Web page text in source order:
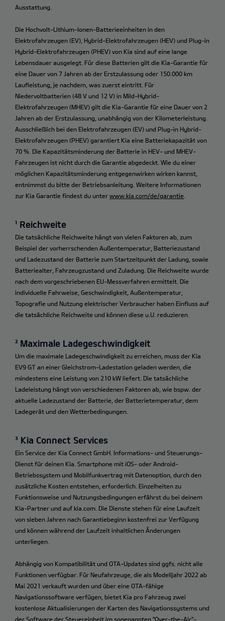
Ausstattung.
Die Hochvolt-Lithium-Ionen-Batterieeinheiten in den
Elektrofahrzeugen (EV), Hybrid-Elektrofahrzeugen (HEV) und Plug-in
Hybrid-Elektrofahrzeugen (PHEV) von Kia sind auf eine lange
Lebensdauer ausgelegt. Für diese Batterien gilt die Kia-Garantie für
eine Dauer von 7 Jahren ab der Erstzulassung oder 150.000 km
Laufleistung, je nachdem, was zuerst eintritt. Für
Niedervoltbatterien (48 V und 12 V) in Mild-Hybrid-
Elektrofahrzeugen (MHEV) gilt die Kia-Garantie für eine Dauer von 2
Jahren ab der Erstzulassung, unabhängig von der Kilometerleistung.
Ausschließlich bei den Elektrofahrzeugen (EV) und Plug-in Hybrid-
Elektrofahrzeugen (PHEV) garantiert Kia eine Batteriekapazität von
70 %. Die Kapazitätsminderung der Batterie in HEV- und MHEV-
Fahrzeugen ist nicht durch die Garantie abgedeckt. Wie du einer
möglichen Kapazitätsminderung entgegenwirken wirken kannst,
entnimmst du bitte der Betriebsanleitung. Weitere Informationen
zur Kia Garantie findest du unter www.kia.com/de/garantie
¹ Reichweite
Die tatsächliche Reichweite hängt von vielen Faktoren ab, zum
Beispiel der vorherrschenden Außentemperatur, Batteriezustand
und Ladezustand der Batterie zum Startzeitpunkt der Ladung, sowie
Batteriealter, Fahrzeugzustand und Zuladung. Die Reichweite wurde
nach dem vorgeschriebenen EU-Messverfahren ermittelt. Die
individuelle Fahrweise, Geschwindigkeit, Außentemperatur,
Topografie und Nutzung elektrischer Verbraucher haben Einfluss auf
die tatsächliche Reichweite und können diese u.U. reduzieren.
² Maximale Ladegeschwindigkeit
Um die maximale Ladegeschwindigkeit zu erreichen, muss der Kia
EV9 GT an einer Gleichstrom-Ladestation geladen werden, die
mindestens eine Leistung von 210 kW liefert. Die tatsächliche
Ladeleistung hängt von verschiedenen Faktoren ab, wie bspw. der
aktuelle Ladezustand der Batterie, der Batterietemperatur, dem
Ladegerät und den Wetterbedingungen.
³ Kia Connect Services
Ein Service der Kia Connect GmbH. Informations- und Steuerungs-
Dienst für deinen Kia. Smartphone mit iOS- oder Android-
Betriebssystem und Mobilfunkvertrag mit Datenoption, durch den
zusätzliche Kosten entstehen, erforderlich. Einzelheiten zu
Funktionsweise und Nutzungsbedingungen erfährst du bei deinem
Kia-Partner und auf kia.com. Die Dienste stehen für eine Laufzeit
von sieben Jahren nach Garantiebeginn kostenfrei zur Verfügung
und können während der Laufzeit inhaltlichen Änderungen
unterliegen.
Abhängig von Kompatibilität und OTA-Updates sind ggfs. nicht alle
Funktionen verfügbar. Für Neufahrzeuge, die als Modelljahr 2022 ab
Mai 2021 verkauft wurden und über eine OTA-fähige
Navigationssoftware verfügen, bietet Kia pro Fahrzeug zwei
kostenlose Aktualisierungen der Karten des Navigationssystems und
der Software der Steuereinheit im sogenannten "Over-the-Air"-